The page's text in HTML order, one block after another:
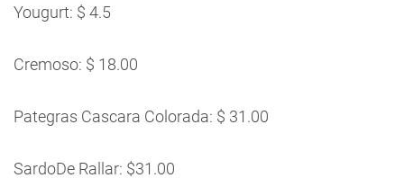
Yougurt: $ 4.5
Cremoso: $ 18.00
Pategras Cascara Colorada: $ 31.00
SardoDe Rallar: $31.00